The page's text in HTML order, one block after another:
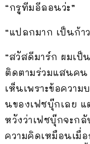
“กรูทีมอีลอนว่ะ”
“แปลกมาก เป็นก้
“สวัสดีมาร์ก ผมเป็
ติดตามร่วมแสนคน
เห็นเพราะข้อควา
นของเฟซบุ๊กเลย
หวังว่าเฟซบุ๊กจะก
ความคิดเหมือนเมื่